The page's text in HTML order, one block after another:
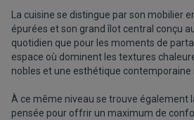
La cuisine se distingue par son mobilier
épurées et son grand îlot central conçu
quotidien que pour les moments de
espace où dominent les textures
nobles et une esthétique contemporaine
À ce même niveau se trouve également
pensée pour offrir un maximum de